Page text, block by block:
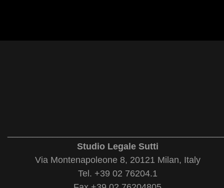
Studio Legale Sutti
Via Montenapoleone 8, 20121 Milan, Italy
Tel. +39 02 76204.1